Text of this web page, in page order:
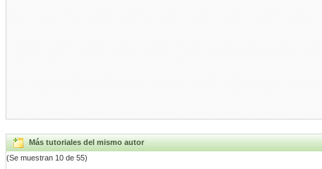
Más tutoriales del mismo autor
(Se muestran 10 de 55)